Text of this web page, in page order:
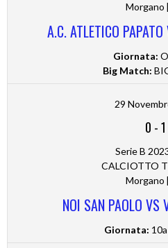
Morgano
A.C. ATLETICO
Giornata:
Big Match:
29
0 -1
Serie B
CALCIOTTO
Morgano
NOI SAN PAOLO VS
Giornata: